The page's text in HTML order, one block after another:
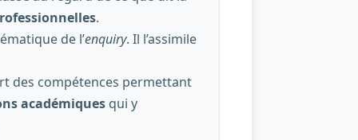
.
de l’enquiry. Il l’assimile
des compétences permettant
académiques qui y